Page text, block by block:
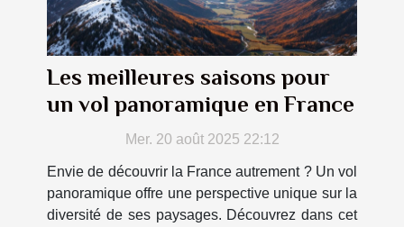
Les meilleures saisons pour
un vol panoramique en France
Mer. 20 août 2025 22:12
Envie de découvrir la France autrement ? Un vol
panoramique offre une perspective unique sur la
diversité de ses paysages. Découvrez dans cet